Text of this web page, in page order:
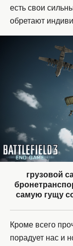
есть свои
обретают
грузовой
самую гущу
Кроме всего
порадует нас и